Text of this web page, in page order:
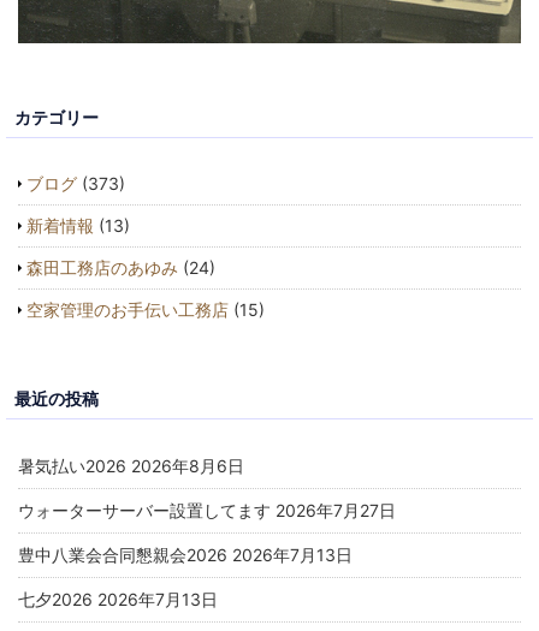
カテゴリー
ブログ (373)
新着情報 (13)
森田工務店のあゆみ (24)
空家管理のお手伝い工務店 (15)
最近の投稿
暑気払い2026 2026年8月6日
ウォーターサーバー設置してます 2026年7月27日
豊中八業会合同懇親会2026 2026年7月13日
七夕2026 2026年7月13日